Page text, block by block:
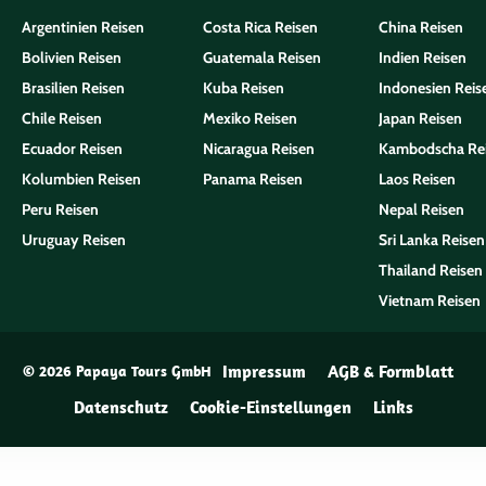
Argentinien Reisen
Bolivien Reisen
Brasilien Reisen
Chile Reisen
Ecuador Reisen
Kolumbien Reisen
Peru Reisen
Uruguay Reisen
Costa Rica Reisen
Guatemala Reisen
Kuba Reisen
Mexiko Reisen
Nicaragua Reisen
Panama Reisen
China Reisen
Indien Reisen
Indonesien
Japan Reisen
Kambodscha
Laos Reisen
Nepal Reisen
Sri Lanka Reisen
Thailand Reisen
Vietnam Reisen
© 2026 Papaya Tours GmbH Impressum
AGB & Formblatt
Datenschutz
Cookie-Einstellungen Links